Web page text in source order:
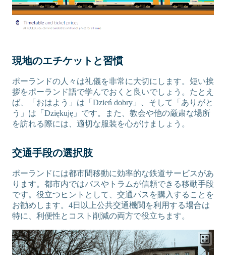
現地のエチケットと習慣
ポーランドの人々は礼儀を非常に大切にします。短い挨
拶をポーランド語で学んでおくと良いでしょう。たとえ
ば、「おはよう」は「Dzień dobry」、そして「ありがと
う」は「Dziękuję」です。また、教会や他の厳粛な場所
を訪れる際には、適切な服装を心がけましょう。
交通手段の選択肢
ポーランドには都市間移動に効率的な鉄道サービスがあ
ります。都市内ではバスやトラムが信頼できる移動手段
です。役立つヒントとして、交通パスを購入することを
お勧めします。4日以上公共交通機関を利用する場合は
特に、利便性とコスト削減の両方で役立ちます。